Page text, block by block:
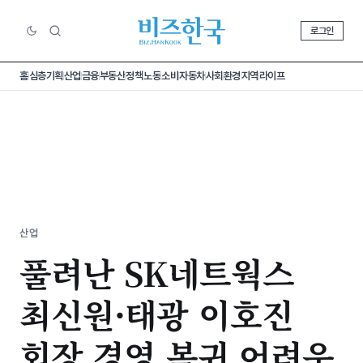
로그인
홈심층기획산업금융부동산정책노동소비 자동차사회환경지역라이프
산업
풀려난 SK네트웍스
최신원·태광 이호진